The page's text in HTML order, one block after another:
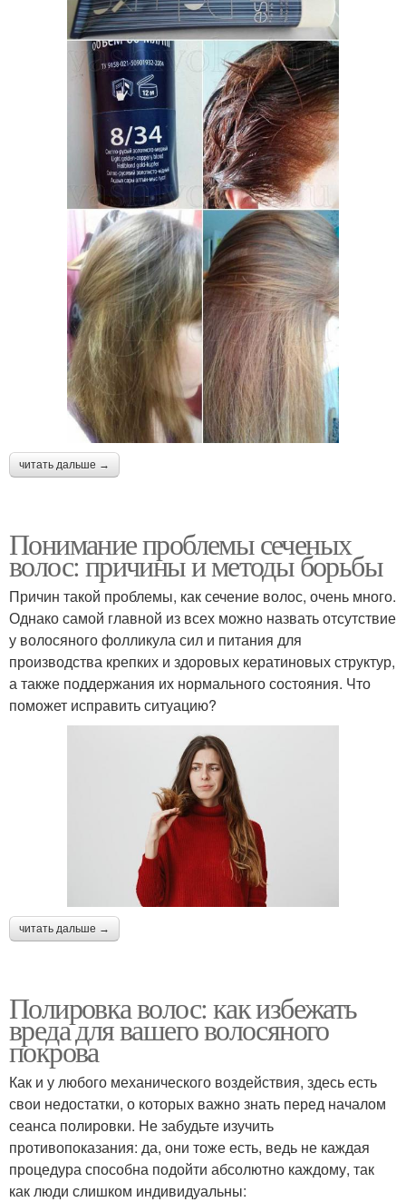
читать дальше →
Понимание проблемы сеченых
волос: причины и методы борьбы
Причин такой проблемы, как сечение волос, очень много.
Однако самой главной из всех можно назвать отсутствие
у волосяного фолликула сил и питания для
производства крепких и здоровых кератиновых структур,
а также поддержания их нормального состояния. Что
поможет исправить ситуацию?
читать дальше →
Полировка волос: как избежать
вреда для вашего волосяного
покрова
Как и у любого механического воздействия, здесь есть
свои недостатки, о которых важно знать перед началом
сеанса полировки. Не забудьте изучить
противопоказания: да, они тоже есть, ведь не каждая
процедура способна подойти абсолютно каждому, так
как люди слишком индивидуальны: